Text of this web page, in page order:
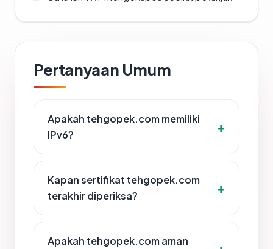
Pertanyaan Umum
Apakah tehgopek.com memiliki
IPv6?
Kapan sertifikat tehgopek.com
terakhir diperiksa?
Apakah tehgopek.com aman